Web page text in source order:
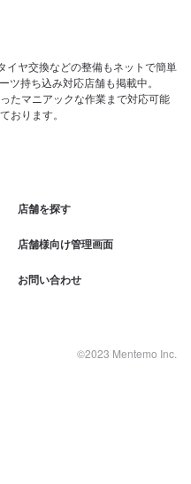
イヤ交換などの整備もネットで簡単
ツ持ち込み対応店舗も掲載中。
たマニアックな作業まで対応可能
おります。
店舗を探す
店舗様向け管理画面
お問い合わせ
©2023 Mentemo Inc.